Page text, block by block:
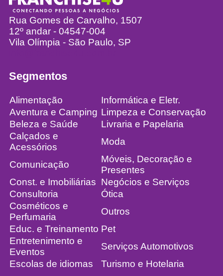
Rua Gomes de Carvalho, 1507
12º andar - 04547-004
Vila Olímpia - São Paulo, SP
Segmentos
Alimentação
Informática e Eletr.
Aventura e Camping Limpeza e Conservação
Beleza e Saúde
Livraria e Papelaria
Calçados e
Acessórios
Moda
Comunicação
Móveis, Decoração e
Presentes
Const. e Imobiliárias Negócios e Serviços
Consultoria
Ótica
Cosméticos e
Perfumaria
Outros
Educ. e Treinamento Pet
Entretenimento e
Eventos
Serviços Automotivos
Escolas de idiomas
Turismo e Hotelaria